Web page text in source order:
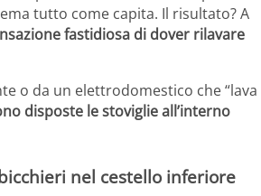
tutto come capita. Il risultato? A
fastidiosa di dover rilavare
o da un elettrodomestico che “lava
disposte le stoviglie all’interno
nel cestello inferiore